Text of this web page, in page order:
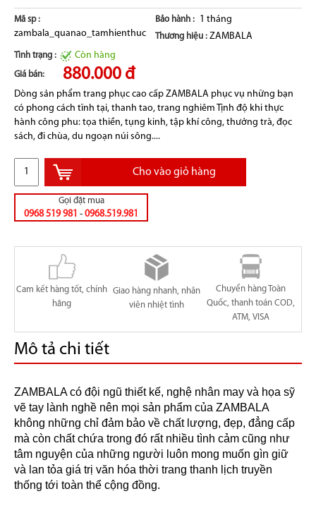
Mã sp :
zambala_quanao_tamhienthuc
Bảo hành : 1 tháng
Thương hiệu :ZAMBALA
Tình trạng : Còn hàng
Giá bán: 880.000 đ
Dòng sản phẩm trang phục cao cấp ZAMBALA phục vụ những bạn
có phong cách tĩnh tại, thanh tao, trang nghiêm Tịnh độ khi thực
hành công phu: tọa thiền, tụng kinh, tập khí công, thưởng trà, đọc
sách, đi chùa, du ngoạn núi sông....
Cho vào giỏ hàng
Gọi đặt mua
0968 519 981 - 0968.519.981
Cam kết hàng tốt, chính
hãng
Giao hàng nhanh, nhân
viên nhiệt tình
Chuyển hàng Toàn
Quốc, thanh toán COD,
ATM, VISA
Mô tả chi tiết
ZAMBALA có đội ngũ thiết kế, nghệ nhân may và họa sỹ
vẽ tay lành nghề nên mọi sản phẩm của ZAMBALA
không những chỉ đảm bảo về chất lượng, đẹp, đẳng cấp
mà còn chất chứa trong đó rất nhiều tình cảm cũng như
tâm nguyện của những người luôn mong muốn gìn giữ
và lan tỏa giá trị văn hóa thời trang thanh lịch truyền
thống tới toàn thể cộng đồng.